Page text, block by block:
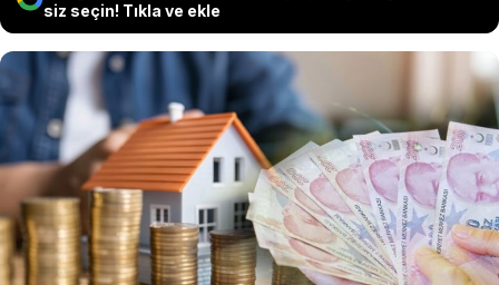
siz seçin! Tıkla ve ekle
Konut kredisinde faizlerin düştüğünün
açıklanmasının ardından internette yer alan bazı
ilanlarda ev fiyatlarının artırıldığı görüldü. Ziraat
Bankası'nın konut kredilerinde faiz indirimi
sonrasında 3 milyon liralık bir daireyi konut
kredisiyle alanlar 120 ay sonunda toplamda 11
milyonun üzerinde bir ödeme yapmış olacak.